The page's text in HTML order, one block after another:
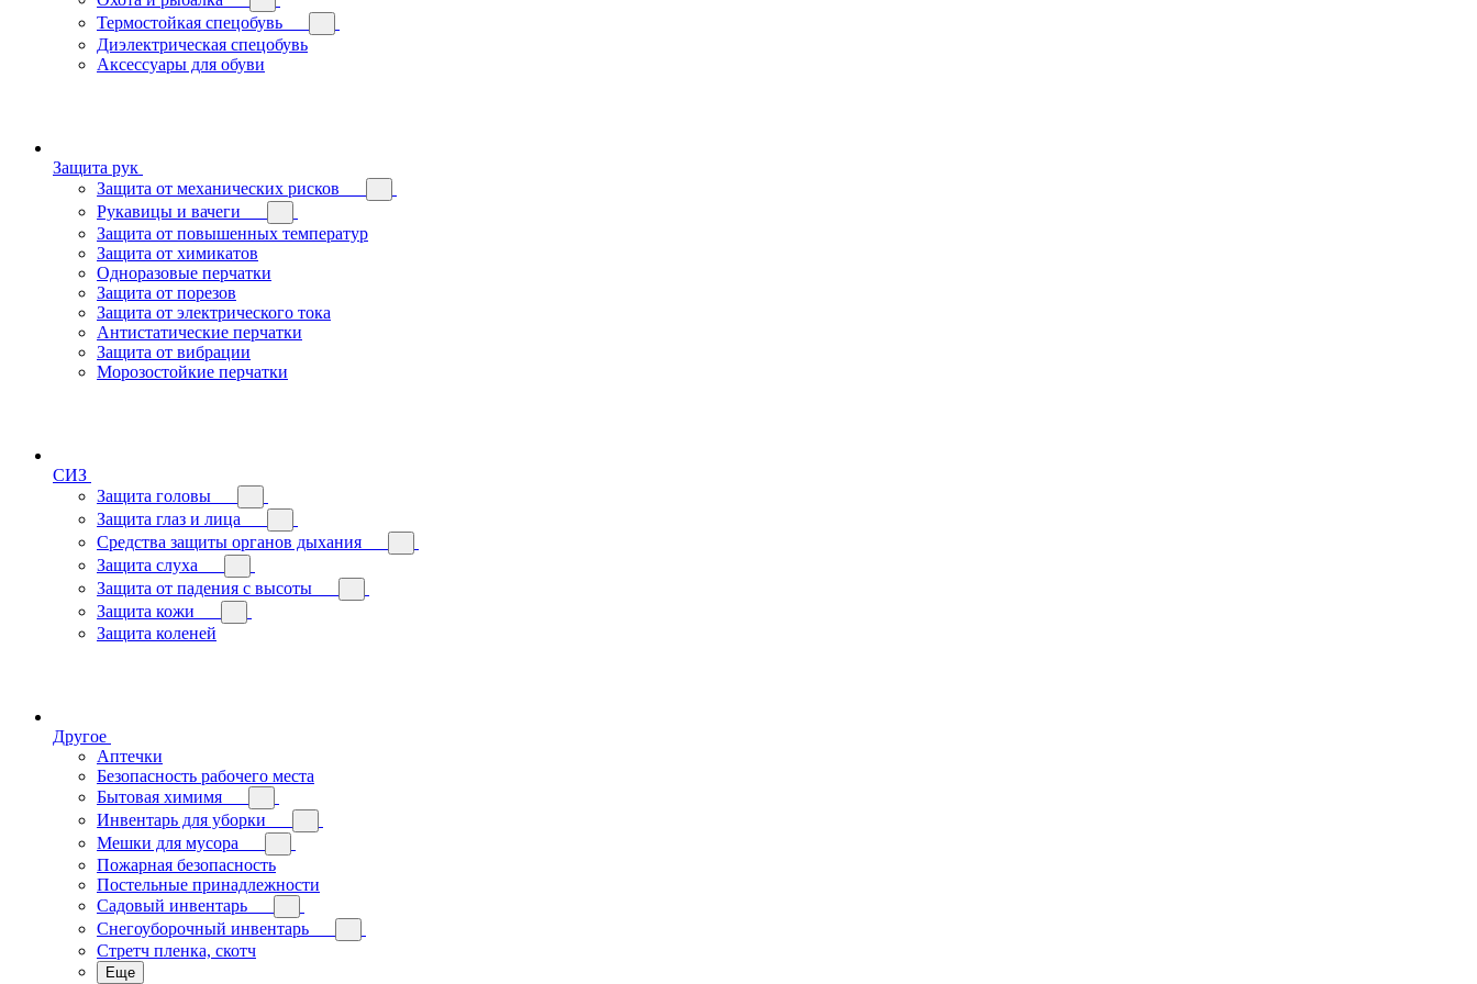
Термостойкая спецобувь
Диэлектрическая спецобувь
Аксессуары для обуви
Защита рук
Защита от механических рисков
Рукавицы и вачеги
Защита от повышенных температур
Защита от химикатов
Одноразовые перчатки
Защита от порезов
Защита от электрического тока
Антистатические перчатки
Защита от вибрации
Морозостойкие перчатки
СИЗ
Защита головы
Защита глаз и лица
Средства защиты органов дыхания
Защита слуха
Защита от падения с высоты
Защита кожи
Защита коленей
Другое
Аптечки
Безопасность рабочего места
Бытовая химимя
Инвентарь для уборки
Мешки для мусора
Пожарная безопасность
Постельные принадлежности
Садовый инвентарь
Снегоуборочный инвентарь
Стретч пленка, скотч
Еще